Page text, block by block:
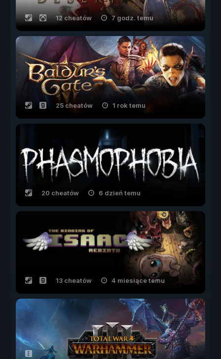
12 cheatów 7 godz. temu
25 cheatów 1 rok temu
20 cheatów 6 dzień temu
13 cheatów 4 miesiące temu